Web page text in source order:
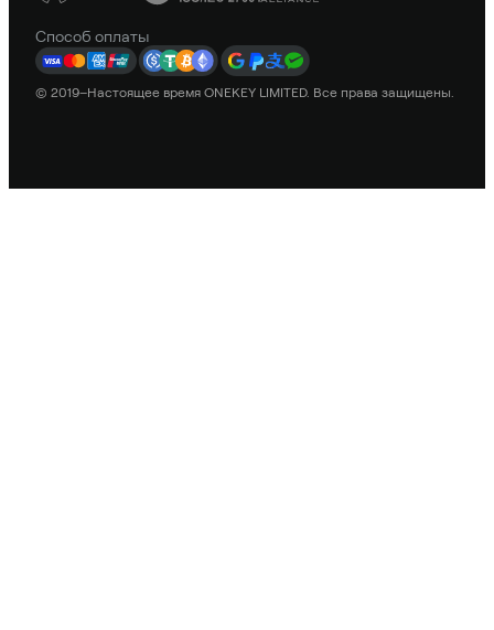
Способ оплаты
© 2019–Настоящее время ONEKEY LIMITED. Все права защищены.